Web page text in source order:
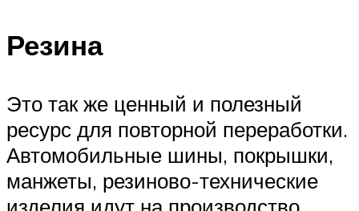
Резина
Это так же ценный и полезный
ресурс для повторной переработки.
Автомобильные шины, покрышки,
манжеты, резиново-технические